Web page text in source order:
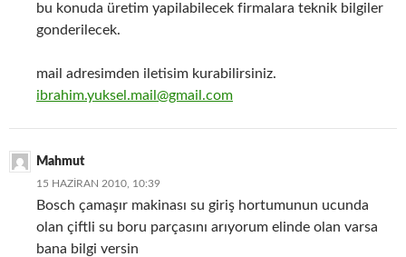
bu konuda üretim yapilabilecek firmalara teknik bilgiler
gonderilecek.
mail adresimden iletisim kurabilirsiniz.
ibrahim.yuksel.mail@gmail.com
Mahmut
15 HAZIRAN 2010, 10:39
Bosch çamaşır makinası su giriş hortumunun ucunda
olan çiftli su boru parçasını arıyorum elinde olan varsa
bana bilgi versin